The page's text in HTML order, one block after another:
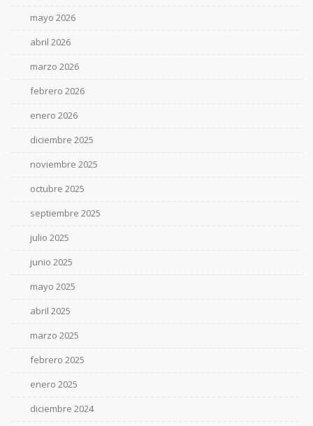
mayo 2026
abril 2026
marzo 2026
febrero 2026
enero 2026
diciembre 2025
noviembre 2025
octubre 2025
septiembre 2025
julio 2025
junio 2025
mayo 2025
abril 2025
marzo 2025
febrero 2025
enero 2025
diciembre 2024